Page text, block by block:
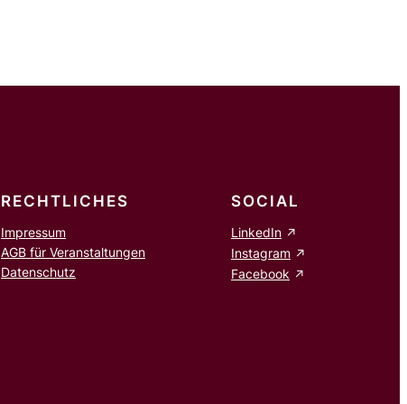
RECHTLICHES
Impressum
AGB für Veranstaltungen
Datenschutz
SOCIAL
LinkedIn
Instagram
Facebook